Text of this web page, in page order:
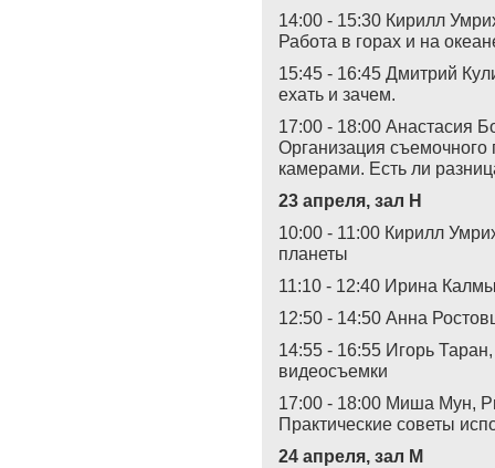
14:00 - 15:30 Кирилл
Работа в горах и на
15:45 - 16:45 Дмитрий
ехать и зачем.
17:00 - 18:00 Анастасия
Организация
камерами. Есть ли
23 апреля, зал Н
10:00 - 11:00 Кирилл
планеты
11:10 - 12:40 Ирина
12:50 - 14:50 Анна
14:55 - 16:55 Игорь
видеосъемки
17:00 - 18:00 Миша Мун,
Практические советы
24 апреля, зал М